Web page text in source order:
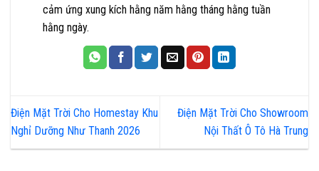
cảm ứng xung kích hằng năm hằng tháng hằng tuần
hằng ngày.
Điện Mặt Trời Cho Homestay Khu
Nghỉ Dưỡng Như Thanh 2026
Điện Mặt Trời Cho Showroom
Nội Thất Ô Tô Hà Trung